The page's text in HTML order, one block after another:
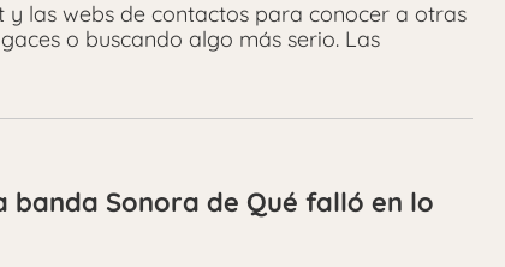
las webs de contactos para conocer a otras
o buscando algo más serio. Las
Sonora de Qué falló en lo